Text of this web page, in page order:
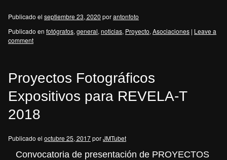
Publicado el septiembre 23, 2020 porantonfoto
Publicado en fotógrafos, general, noticias, Proyecto, Asociaciones | Leave a
comment
Proyectos Fotográficos
Expositivos para REVELA-T
2018
Publicado el octubre 25, 2017porJMTubet
Convocatoria de presentación de PROYECTOS